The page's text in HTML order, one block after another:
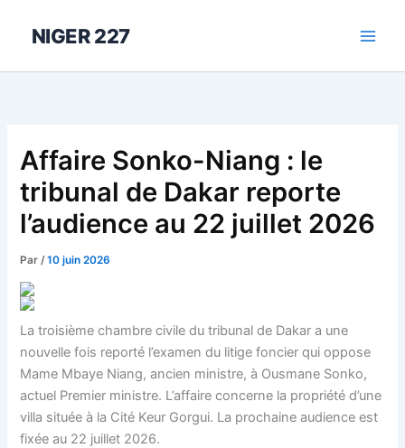
NIGER 227
Affaire Sonko-Niang : le
tribunal de Dakar reporte
l’audience au 22 juillet 2026
Par/10 juin 2026
La troisième chambre civile du tribunal de Dakar a une
nouvelle fois reporté l’examen du litige foncier qui oppose
Mame Mbaye Niang, ancien ministre, à Ousmane Sonko,
actuel Premier ministre. L’affaire concerne la propriété d’une
villa située à la Cité Keur Gorgui. La prochaine audience est
fixée au 22 juillet 2026.